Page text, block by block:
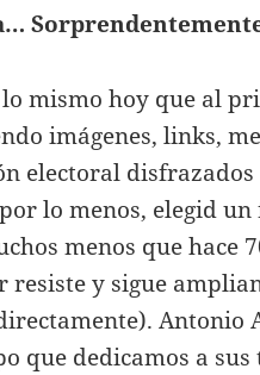
mismo hoy que al
imágenes, links,
electoral
lo menos, elegid
menos que hace
resiste y sigue
Antonio
que dedicamos a